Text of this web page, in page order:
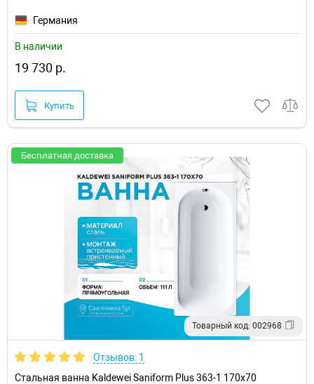
Германия
В наличии
19 730 р.
Купить
Бесплатная доставка
Товарный код: 002968
Отзывов: 1
Стальная ванна Kaldewei Saniform Plus 363-1 170x70